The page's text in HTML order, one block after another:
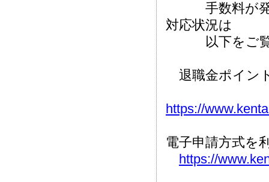
手数料が発生
対応状況は
以下をご覧
退職金ポイン
https://
電子申請方式を
https://